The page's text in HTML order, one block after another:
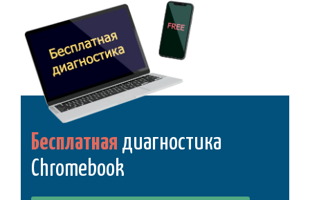
Бесплатная диагностика
Chromebook